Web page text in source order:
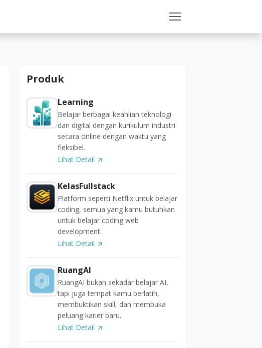
Produk
Learning
Belajar berbagai keahlian teknologi
dan digital dengan kurikulum industri
secara online dengan waktu yang
fleksibel.
Lihat Detail
KelasFullstack
Platform seperti Netflix untuk belajar
coding, semua yang kamu butuhkan
untuk belajar coding web
development.
Lihat Detail
RuangAI
RuangAI bukan sekadar belajar AI,
tapi juga tempat kamu berlatih,
membuktikan skill, dan membuka
peluang karier baru.
Lihat Detail